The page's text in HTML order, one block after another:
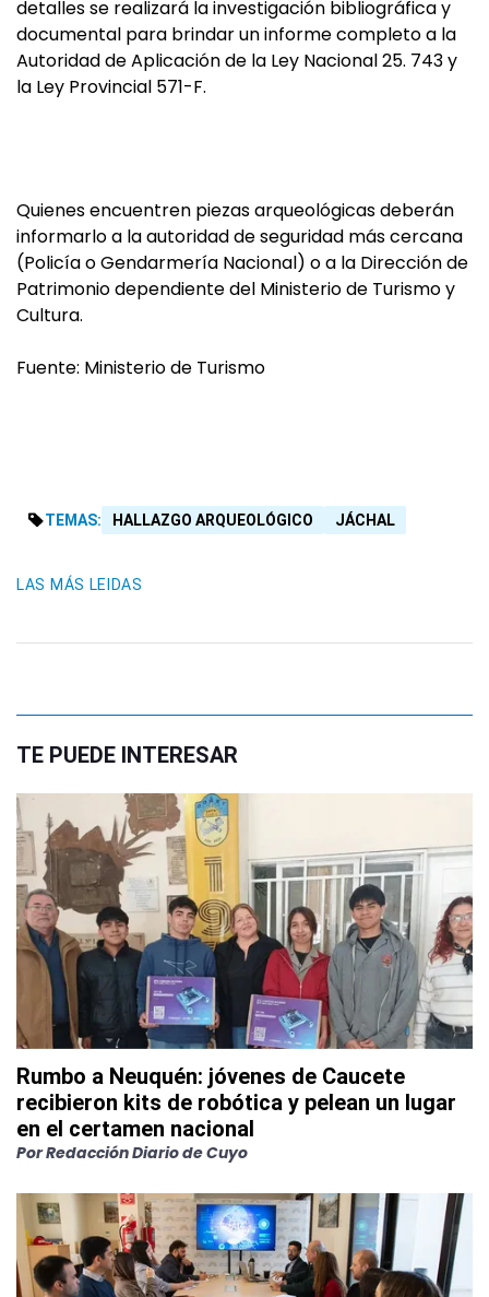
detalles se realizará la investigación bibliográfica y
documental para brindar un informe completo a la
Autoridad de Aplicación de la Ley Nacional 25. 743 y
la Ley Provincial 571-F.
Quienes encuentren piezas arqueológicas deberán
informarlo a la autoridad de seguridad más cercana
(Policía o Gendarmería Nacional) o a la Dirección de
Patrimonio dependiente del Ministerio de Turismo y
Cultura.
Fuente: Ministerio de Turismo
TEMAS: HALLAZGO ARQUEOLÓGICO JÁCHAL
LAS MÁS LEIDAS
TE PUEDE INTERESAR
Rumbo a Neuquén: jóvenes de Caucete
recibieron kits de robótica y pelean un lugar
en el certamen nacional
PorRedacción Diario de Cuyo